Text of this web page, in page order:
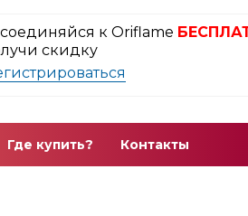
к Oriflame
скидку
Где купить? Контакты